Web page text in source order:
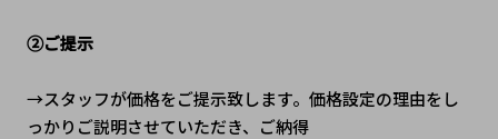
②ご提示
→スタッフが価格をご提示致します。価格設定の理由をし
っかりご説明させていただき、ご納得